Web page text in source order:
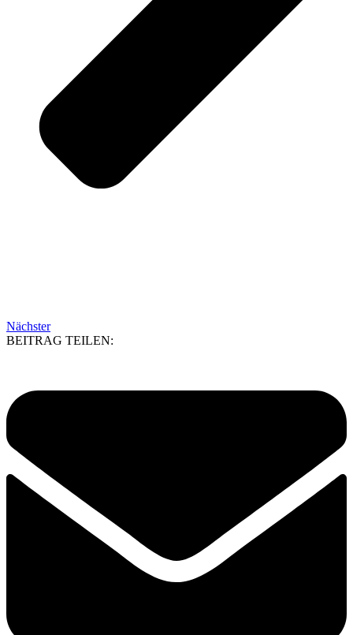
Nächster
BEITRAG TEILEN: